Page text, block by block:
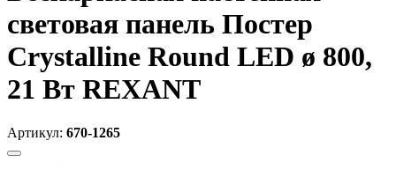
световая панель Постер
Crystalline Round LED ø 800,
21 Вт REXANT
Артикул: 670-1265